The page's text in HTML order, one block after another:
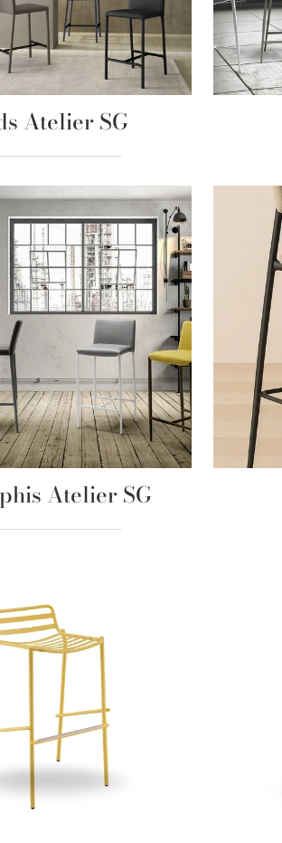
Atelier SG
Atelier SG